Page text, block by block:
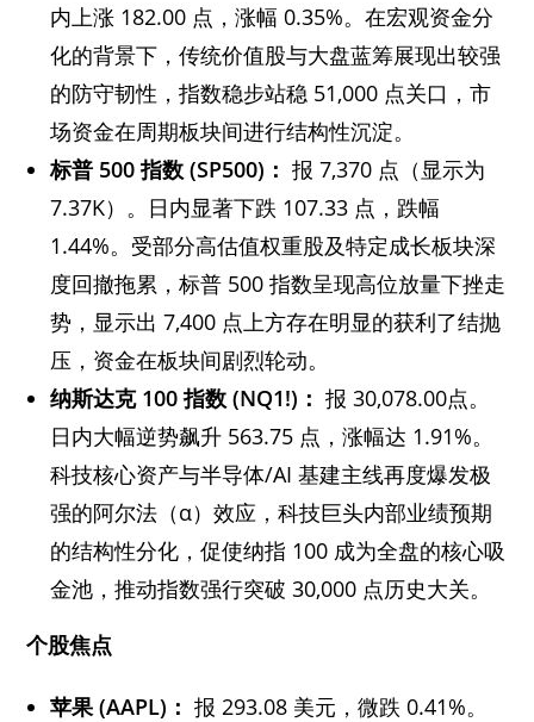
内上涨 182.00 点，涨幅 0.35%。在宏观资金分
化的背景下，传统价值股与大盘蓝筹展现出较强
的防守韧性，指数稳步站稳 51,000 点关口，市
场资金在周期板块间进行结构性沉淀。
标普 500指数 (SP500) ： 报 7,370 点（显示为
7.37K）。日内显著下跌 107.33 点，跌幅
1.44%。受部分高估值权重股及特定成长板块深
度回撤拖累，标普 500 指数呈现高位放量下挫走
势，显示出 7,400 点上方存在明显的获利了结抛
压，资金在板块间剧烈轮动。
纳斯达克 100指数 (NQ1!) ： 报 30,078.00点。
日内大幅逆势飙升 563.75 点，涨幅达 1.91%。
科技核心资产与半导体/AI 基建主线再度爆发极
强的阿尔法（α）效应，科技巨头内部业绩预期
的结构性分化，促使纳指 100 成为全盘的核心吸
金池，推动指数强行突破 30,000 点历史大关。
个股焦点
苹果 (AAPL) ： 报 293.08 美元，微跌 0.41%。